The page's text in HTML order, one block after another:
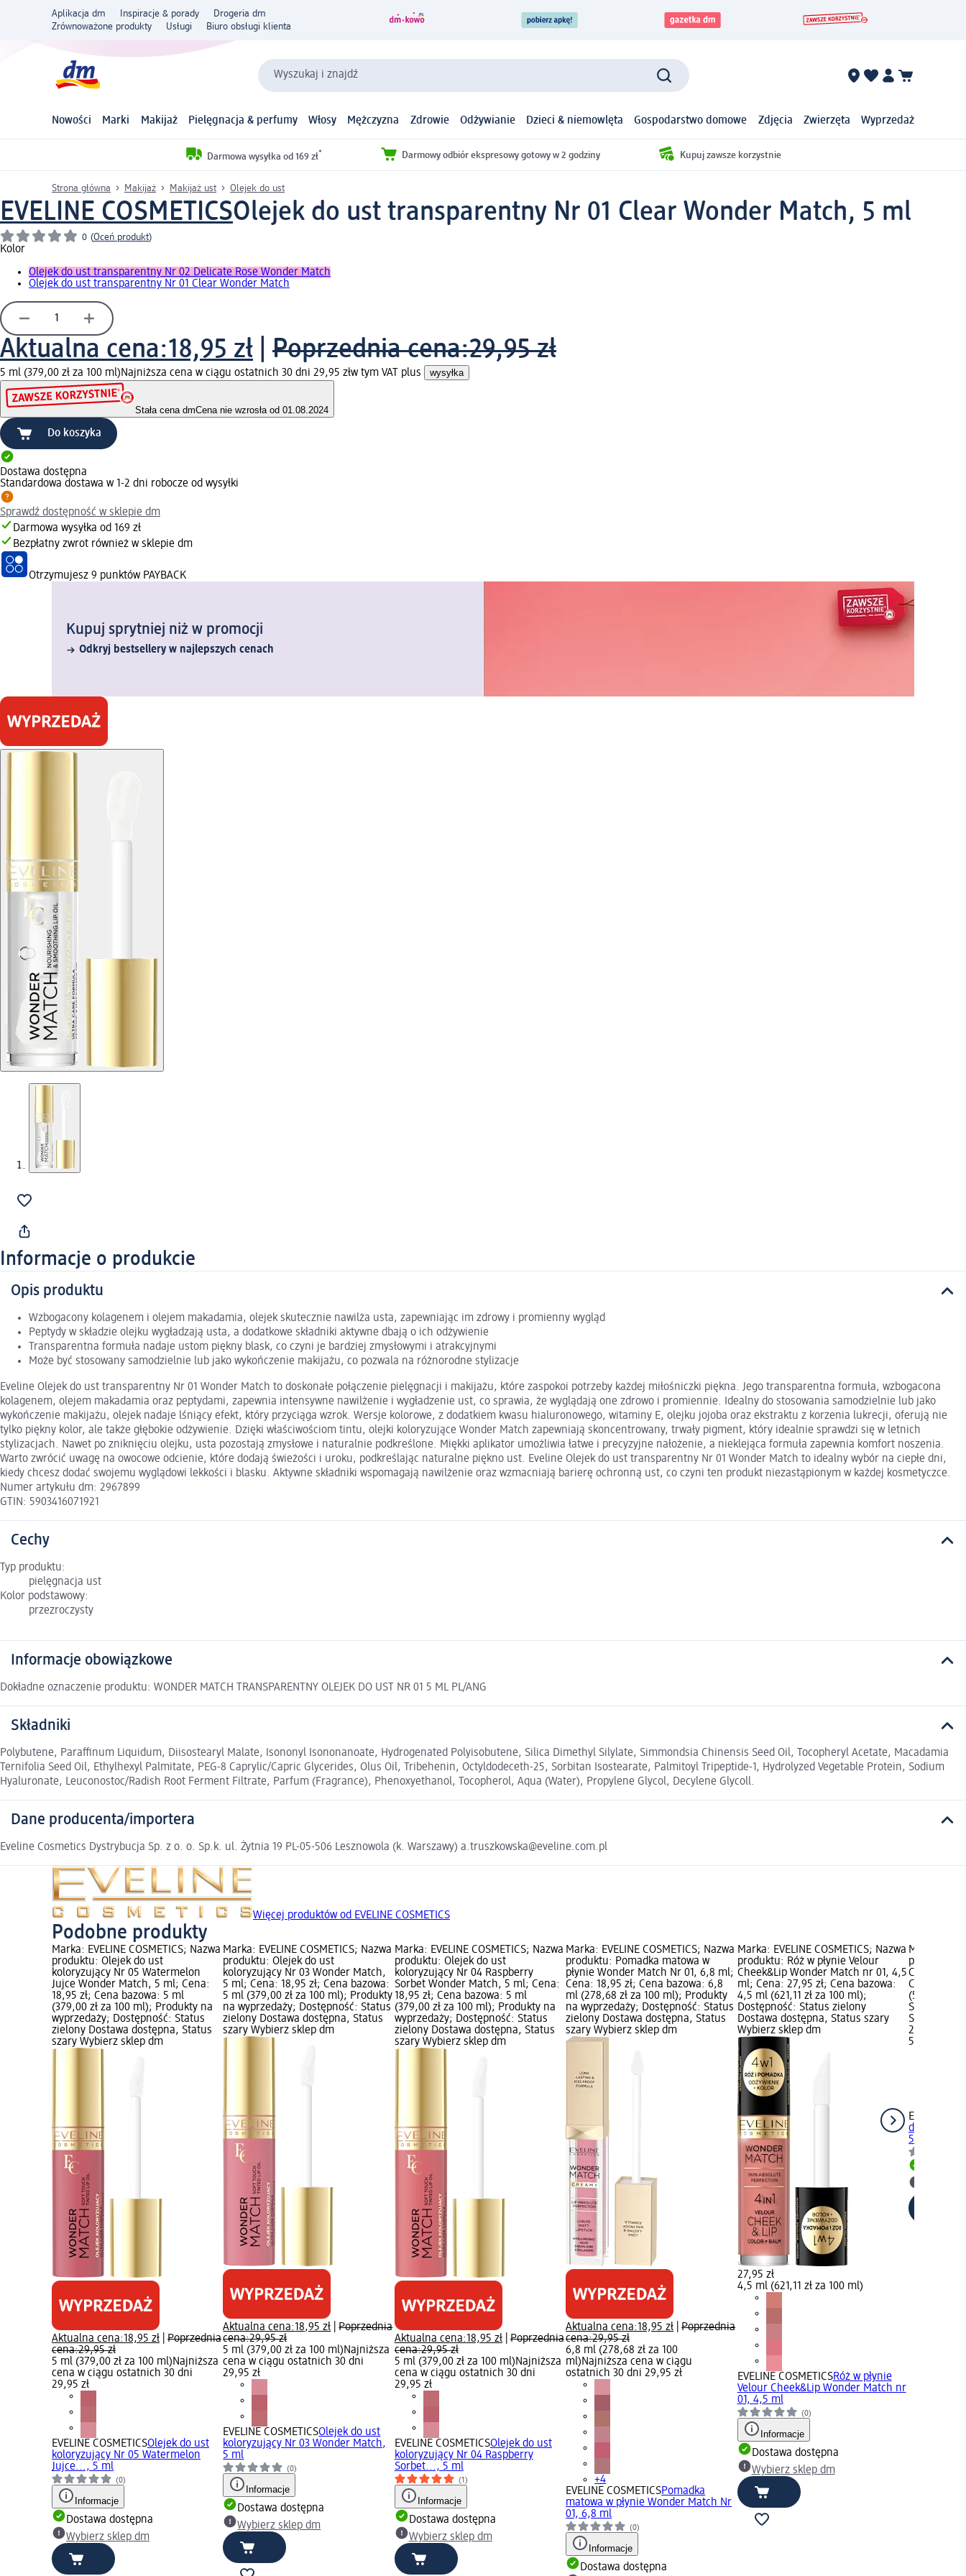
Aplikacja dm Inspiracje & porady
Drogeria dm
Zrównoważone produkty
Usługi Biuro obsługi klienta
Wyszukaj i znajdź
Nowości Marki Makijaż Pielęgnacja & perfumy Włosy Mężczyzna Zdrowie Odżywianie Dzieci & niemowlęta Gospodarstwo domowe Zdjęcia Zwierzęta Wyprzedaż
Darmowa wysyłka od 169 zł* Darmowy odbiór ekspresowy gotowy w 2 godziny Kupuj zawsze korzystnie
Strona główna Makijaż Makijaż ust Olejek do ust
EVELINE COSMETICSOlejek do ust transparentny Nr 01 Clear Wonder Match, 5 ml
0 (Oceń produkt)
Kolor
Olejek do ust transparentny Nr 02 Delicate Rose Wonder Match
Olejek do ust transparentny Nr 01 Clear Wonder Match
Aktualna cena:18,95 zł Poprzednia cena:29,95 zł
5 ml (379,00 zł za 100 ml)Najniższa cena w ciągu ostatnich 30 dni 29,95 złw tym VAT plus wysyłka
Stała cena dmCena nie wzrosła od 01.08.2024
Do koszyka
Dostawa dostępna
Standardowa dostawa w 1-2 dni robocze od wysyłki
Sprawdź dostępność w sklepie dm
Darmowa wysyłka od 169 zł
Bezpłatny zwrot również w sklepie dm
Otrzymujesz 9 punktów PAYBACK
Kupuj sprytniej niż w promocji
Odkryj bestsellery w najlepszych cenach
Informacje o produkcie
Opis produktu
Wzbogacony kolagenem i olejem makadamia, olejek skutecznie nawilża usta, zapewniając im zdrowy i promienny wygląd
Peptydy w składzie olejku wygładzają usta, a dodatkowe składniki aktywne dbają o ich odżywienie
Transparentna formuła nadaje ustom piękny blask, co czyni je bardziej zmysłowymi i atrakcyjnymi
Może być stosowany samodzielnie lub jako wykończenie makijażu, co pozwala na różnorodne stylizacje
Eveline Olejek do ust transparentny Nr 01 Wonder Match to doskonałe połączenie pielęgnacji i makijażu, które zaspokoi potrzeby każdej miłośniczki piękna. Jego transparentna formuła, wzbogacona
kolagenem, olejem makadamia oraz peptydami, zapewnia intensywne nawilżenie i wygładzenie ust, co sprawia, że wyglądają one zdrowo i promiennie. Idealny do stosowania samodzielnie lub jako
wykończenie makijażu, olejek nadaje lśniący efekt, który przyciąga wzrok. Wersje kolorowe, z dodatkiem kwasu hialuronowego, witaminy E, olejku jojoba oraz ekstraktu z korzenia lukrecji, oferują nie
tylko piękny kolor, ale także głębokie odżywienie. Dzięki właściwościom tintu, olejki koloryzujące Wonder Match zapewniają skoncentrowany, trwały pigment, który idealnie sprawdzi się w letnich
stylizacjach. Nawet po zniknięciu olejku, usta pozostają zmysłowe i naturalnie podkreślone. Miękki aplikator umożliwia łatwe i precyzyjne nałożenie, a nieklejąca formuła zapewnia komfort noszenia.
Warto zwrócić uwagę na owocowe odcienie, które dodają świeżości i uroku, podkreślając naturalne piękno ust. Eveline Olejek do ust transparentny Nr 01 Wonder Match to idealny wybór na ciepłe dni,
kiedy chcesz dodać swojemu wyglądowi lekkości i blasku. Aktywne składniki wspomagają nawilżenie oraz wzmacniają barierę ochronną ust, co czyni ten produkt niezastąpionym w każdej kosmetyczce.
Numer artykułu dm: 2967899
GTIN: 5903416071921
Cechy
Typ produktu:
pielęgnacja ust
Kolor podstawowy:
przezroczysty
Informacje obowiązkowe
Dokładne oznaczenie produktu: WONDER MATCH TRANSPARENTNY OLEJEK DO UST NR 01 5 ML PL/ANG
Składniki
Polybutene, Paraffinum Liquidum, Diisostearyl Malate, Isononyl Isononanoate, Hydrogenated Polyisobutene, Silica Dimethyl Silylate, Simmondsia Chinensis Seed Oil, Tocopheryl Acetate, Macadamia
Ternifolia Seed Oil, Ethylhexyl Palmitate, PEG-8 Caprylic/Capric Glycerides, Olus Oil, Tribehenin, Octyldodeceth-25, Sorbitan Isostearate, Palmitoyl Tripeptide-1, Hydrolyzed Vegetable Protein, Sodium
Hyaluronate, Leuconostoc/Radish Root Ferment Filtrate, Parfum (Fragrance), Phenoxyethanol, Tocopherol, Aqua (Water), Propylene Glycol, Decylene Glycoll.
Dane producenta/importera
Eveline Cosmetics Dystrybucja Sp. z o. o. Sp.k. ul. Żytnia 19 PL-05-506 Lesznowola (k. Warszawy) a.truszkowska@eveline.com.pl
Więcej produktów od EVELINE COSMETICS
Podobne produkty
Marka: EVELINE COSMETICS; Nazwa
produktu: Olejek do ust
koloryzujący Nr 05 Watermelon
Jujce Wonder Match, 5 ml; Cena:
18,95 zł; Cena bazowa: 5 ml
(379,00 zł za 100 ml); Produkty na
wyprzedaży; Dostępność: Status
zielony Dostawa dostępna, Status
szary Wybierz sklep dm
Aktualna cena:18,95 zł
Poprzednia
cena:29,95 zł
5 ml (379,00 zł za 100 ml)Najniższa
cena w ciągu ostatnich 30 dni
29,95 zł
EVELINE COSMETICSOlejek do ust
koloryzujący Nr 05 Watermelon
Jujce..., 5 ml
(0)
Informacje
Dostawa dostępna
Wybierz sklep dm
Marka: EVELINE COSMETICS; Nazwa
produktu: Olejek do ust
koloryzujący Nr 03 Wonder Match,
5 ml; Cena: 18,95 zł; Cena bazowa:
5 ml (379,00 zł za 100 ml); Produkty
na wyprzedaży; Dostępność: Status
zielony Dostawa dostępna, Status
szary Wybierz sklep dm
Aktualna cena:18,95 zł |Poprzednia
cena:29,95 zł
5 ml (379,00 zł za 100 ml)Najniższa
cena w ciągu ostatnich 30 dni
29,95 zł
EVELINE COSMETICSOlejek do ust
koloryzujący Nr 03 Wonder Match,
5 ml
(0)
Informacje
Dostawa dostępna
Wybierz sklep dm
Marka: EVELINE COSMETICS; Nazwa
produktu: Olejek do ust
koloryzujący Nr 04 Raspberry
Sorbet Wonder Match, 5 ml; Cena:
18,95 zł; Cena bazowa: 5 ml
(379,00 zł za 100 ml); Produkty na
wyprzedaży; Dostępność: Status
zielony Dostawa dostępna, Status
szary Wybierz sklep dm
Aktualna cena:18,95 zł|Poprzednia
cena:29,95 zł
5 ml (379,00 zł za 100 ml)Najniższa
cena w ciągu ostatnich 30 dni
29,95 zł
EVELINE COSMETICSOlejek do ust
koloryzujący Nr 04 Raspberry
Sorbet..., 5 ml
(1)
Informacje
Dostawa dostępna
Wybierz sklep dm
Marka: EVELINE COSMETICS; Nazwa
produktu: Pomadka matowa w
płynie Wonder Match Nr 01, 6,8 ml;
Cena: 18,95 zł; Cena bazowa: 6,8
ml (278,68 zł za 100 ml); Produkty
na wyprzedaży; Dostępność: Status
zielony Dostawa dostępna, Status
szary Wybierz sklep dm
Aktualna cena:18,95 zł |Poprzednia
cena:29,95 zł
6,8 ml (278,68 zł za 100
ml)Najniższa cena w ciągu
ostatnich 30 dni 29,95 zł
+4
EVELINE COSMETICSPomadka
matowa w płynie Wonder Match Nr
01, 6,8 ml
(0)
Informacje
Dostawa dostępna
Marka: EVELINE COSMETICS; Nazwa
produktu: Róż w płynie Velour
Cheek&Lip Wonder Match nr 01, 4,5
ml; Cena: 27,95 zł; Cena bazowa:
4,5 ml (621,11 zł za 100 ml);
Dostępność: Status zielony
Dostawa dostępna, Status szary
Wybierz sklep dm
27,95 zł
4,5 ml (621,11 zł za 100 ml)
EVELINE COSMETICSRóż w płynie
Velour Cheek&Lip Wonder Match nr
01, 4,5 ml
(0)
Informacje
Dostawa dostępna
Wybierz sklep dm
Marka:
produktu:
Celebrity
Cena:
(539,00 zł
Status
Status
26,95 zł
5 ml
EVELINE
do ust
5 ml